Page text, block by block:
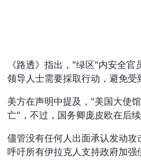
《路透》指出，"绿区"内安全
领导人士需要採取行动，避免受
美方在声明中提及，"美国大使
亡"，不过，国务卿庞皮欧在后
儘管没有任何人出面承认发动
呼吁所有伊拉克人支持政府加强